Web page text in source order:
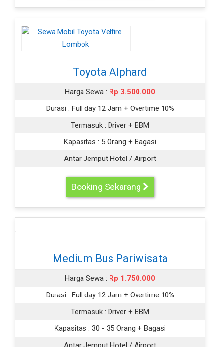
Toyota Alphard
Harga Sewa : Rp 3.500.000
Durasi : Full day 12 Jam + Overtime 10%
Termasuk : Driver + BBM
Kapasitas : 5 Orang + Bagasi
Antar Jemput Hotel / Airport
Booking Sekarang
Medium Bus Pariwisata
Harga Sewa : Rp 1.750.000
Durasi : Full day 12 Jam + Overtime 10%
Termasuk : Driver + BBM
Kapasitas : 30 - 35 Orang + Bagasi
Antar Jemput Hotel / Airport